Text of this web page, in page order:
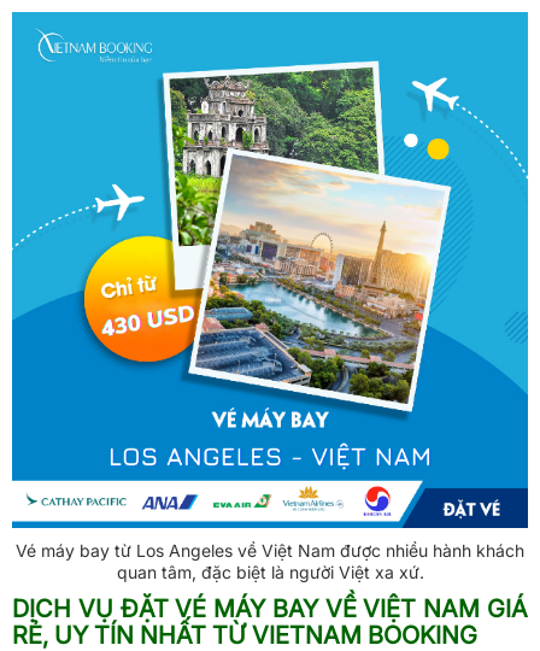
Vé máy bay từ Los Angeles về Việt Nam được nhiều hành khách
quan tâm, đặc biệt là người Việt xa xứ.
DỊCH VỤ ĐẶT VÉ MÁY BAY VỀ VIỆT NAM GIÁ
RẺ, UY TÍN NHẤT TỪ VIETNAM BOOKING